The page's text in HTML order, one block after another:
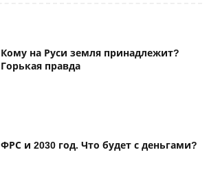
Кому на Руси земля принадлежит?
Горькая правда
ФРС и 2030 год. Что будет с деньгами?